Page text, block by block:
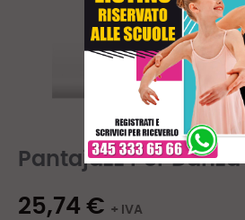
Pantajazz Per Danza
25,74 € + IVA